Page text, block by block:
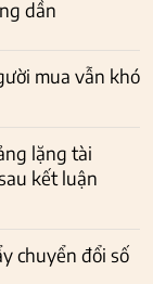
dần
mua vẫn khó
lặng tài
kết luận
chuyển đổi số